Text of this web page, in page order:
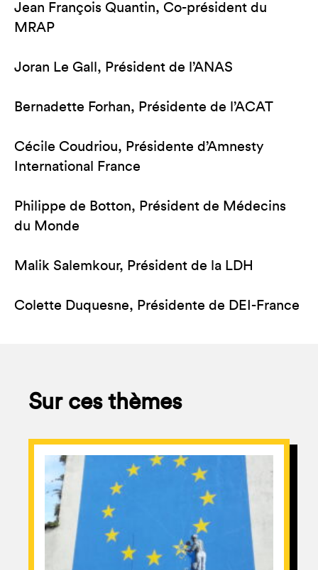
Jean François Quantin, Co-président du
MRAP
Joran Le Gall, Président de l’ANAS
Bernadette Forhan, Présidente de l’ACAT
Cécile Coudriou, Présidente d’Amnesty
International France
Philippe de Botton, Président de Médecins
du Monde
Malik Salemkour, Président de la LDH
Colette Duquesne, Présidente de DEI-France
Sur ces thèmes